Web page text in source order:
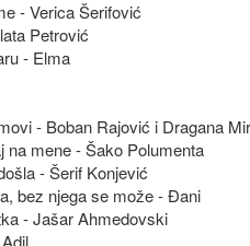
- Verica Šerifović
Petrović
- Elma
- Boban Rajović i Dragana
na mene - Šako Polumenta
- Šerif Konjević
bez njega se može - Đani
- Jašar Ahmedovski